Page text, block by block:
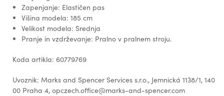
Zapenjanje: Elastičen pas
Višina modela: 185 cm
Velikost modela: Srednja
Pranje in vzdrževanje: Pralno v pralnem stroju.
Koda artikla: 60779769
Uvoznik: Marks and Spencer Services s.r.o., Jemnická 1138/1, 140
00 Praha 4, opczech.office@marks-and-spencer.com